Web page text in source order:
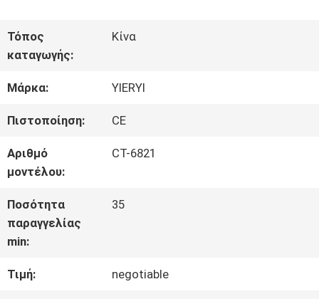
ΜΕ
ΕΜΆΣ
ΓΎΡΟΣ
ΕΡΓΟΣΤΑΣΊΩΝ
ΠΟΙΟΤΙΚΌΣ
ΈΛΕΓΧΟΣ
ΕΠΑΦΉ
Τόπος
καταγωγής:
Κίνα
Μάρκα: YIERYI
Πιστοποίηση: CE
Αριθμό
μοντέλου:
CT-6821
Ποσότητα
παραγγελίας
min:
35
Τιμή: negotiable